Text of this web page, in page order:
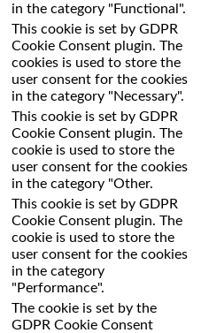
in the category "Functional".
This cookie is set by GDPR
Cookie Consent plugin. The
cookies is used to store the
user consent for the cookies
in the category "Necessary".
This cookie is set by GDPR
Cookie Consent plugin. The
cookie is used to store the
user consent for the cookies
in the category "Other.
This cookie is set by GDPR
Cookie Consent plugin. The
cookie is used to store the
user consent for the cookies
in the category
"Performance".
The cookie is set by the
GDPR Cookie Consent